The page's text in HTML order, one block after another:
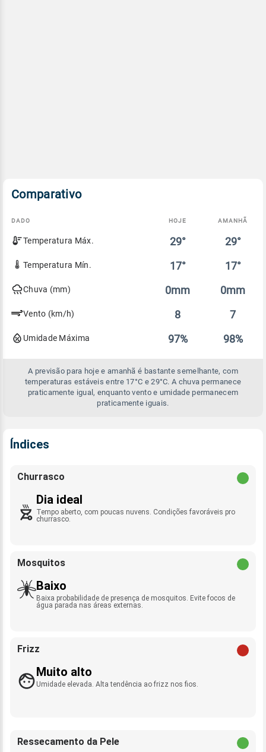
Comparativo
Comparativo
entre
previsão
hoje
DADO HOJE AMANHÃ
Temperatura Máx. 29° 29°
Temperatura Mín. 17° 17°
Chuva (mm) 0mm 0mm
Vento (km/h) 8 7
Umidade Máxima 97% 98%
A previsão para hoje e amanhã é bastante semelhante, com
temperaturas estáveis entre 17°C e 29°C. A chuva permanece
praticamente igual, enquanto vento e umidade permanecem
praticamente iguais.
Índices
Churrasco
Dia ideal
Tempo aberto, com poucas nuvens. Condições favoráveis pro
churrasco.
Mosquitos
Baixo
Baixa probabilidade de presença de mosquitos. Evite focos de
água parada nas áreas externas.
Frizz
Muito alto
Umidade elevada. Alta tendência ao frizz nos fios.
Ressecamento da Pele